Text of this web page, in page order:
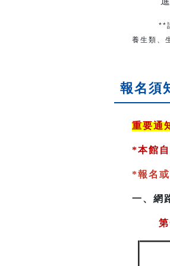
**請注
養生類、
報名須
重要通
*本館
*報名
一、 網